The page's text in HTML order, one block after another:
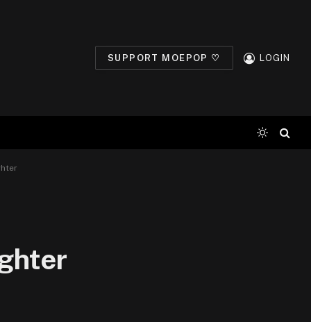
SUPPORT MOEPOP ♡ LOGIN